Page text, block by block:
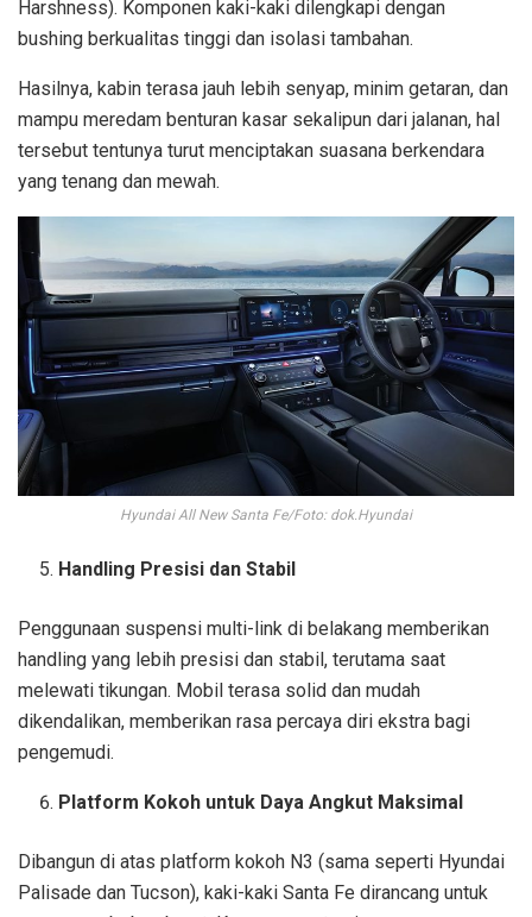
Harshness). Komponen kaki-kaki dilengkapi dengan
bushing berkualitas tinggi dan isolasi tambahan.
Hasilnya, kabin terasa jauh lebih senyap, minim getaran, dan
mampu meredam benturan kasar sekalipun dari jalanan, hal
tersebut tentunya turut menciptakan suasana berkendara
yang tenang dan mewah.
Hyundai All New Santa Fe/Foto: dok.Hyundai
Handling Presisi dan Stabil
Penggunaan suspensi multi-link di belakang memberikan
handling yang lebih presisi dan stabil, terutama saat
melewati tikungan. Mobil terasa solid dan mudah
dikendalikan, memberikan rasa percaya diri ekstra bagi
pengemudi.
Platform Kokoh untuk Daya Angkut Maksimal
Dibangun di atas platform kokoh N3 (sama seperti Hyundai
Palisade dan Tucson), kaki-kaki Santa Fe dirancang untuk